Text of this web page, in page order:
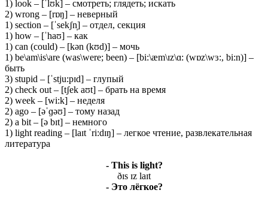
1) look – [ˈlʊk] – смотреть; глядеть; искать
2) wrong – [rɒŋ] – неверный
1) section – [ˈsekʃn̩] – отдел, секция
1) how – [ˈhaʊ] – как
1) can (could) – [kən (kʊd)] – мочь
1) be\am\is\are (was\were; been) – [bi:\æm\ɪz\ɑ: (wɒz\wɜ:, bi:n)] –
быть
3) stupid – [ˈstju:pɪd] – глупый
2) check out – [tʃek aʊt] – брать на время
2) week – [wi:k] – неделя
2) ago – [əˈɡəʊ] – тому назад
2) a bit – [ə bɪt] – немного
1) light reading – [laɪt ˈri:dɪŋ] – легкое чтение, развлекательная
литература
- This is light?
ðɪs ɪz laɪt
- Это лёгкое?